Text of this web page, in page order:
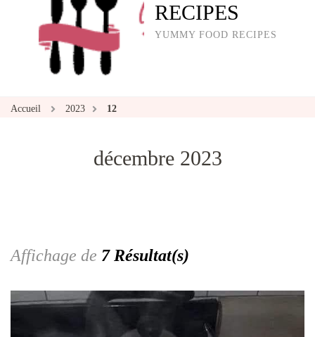
RECIPES
YUMMY FOOD RECIPES
Accueil 2023 12
décembre 2023
Affichage de 7 Résultat(s)